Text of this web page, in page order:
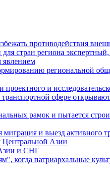
противодействия
стран региона экспертный,
явлением
региональной
и
сфере
рамок и пытается
и выезд активного
Центральной Азии
и СНГ
когда патриархальные